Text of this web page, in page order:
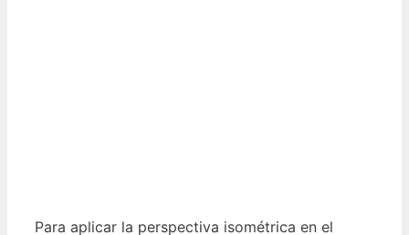
Para aplicar la perspectiva isométrica en el